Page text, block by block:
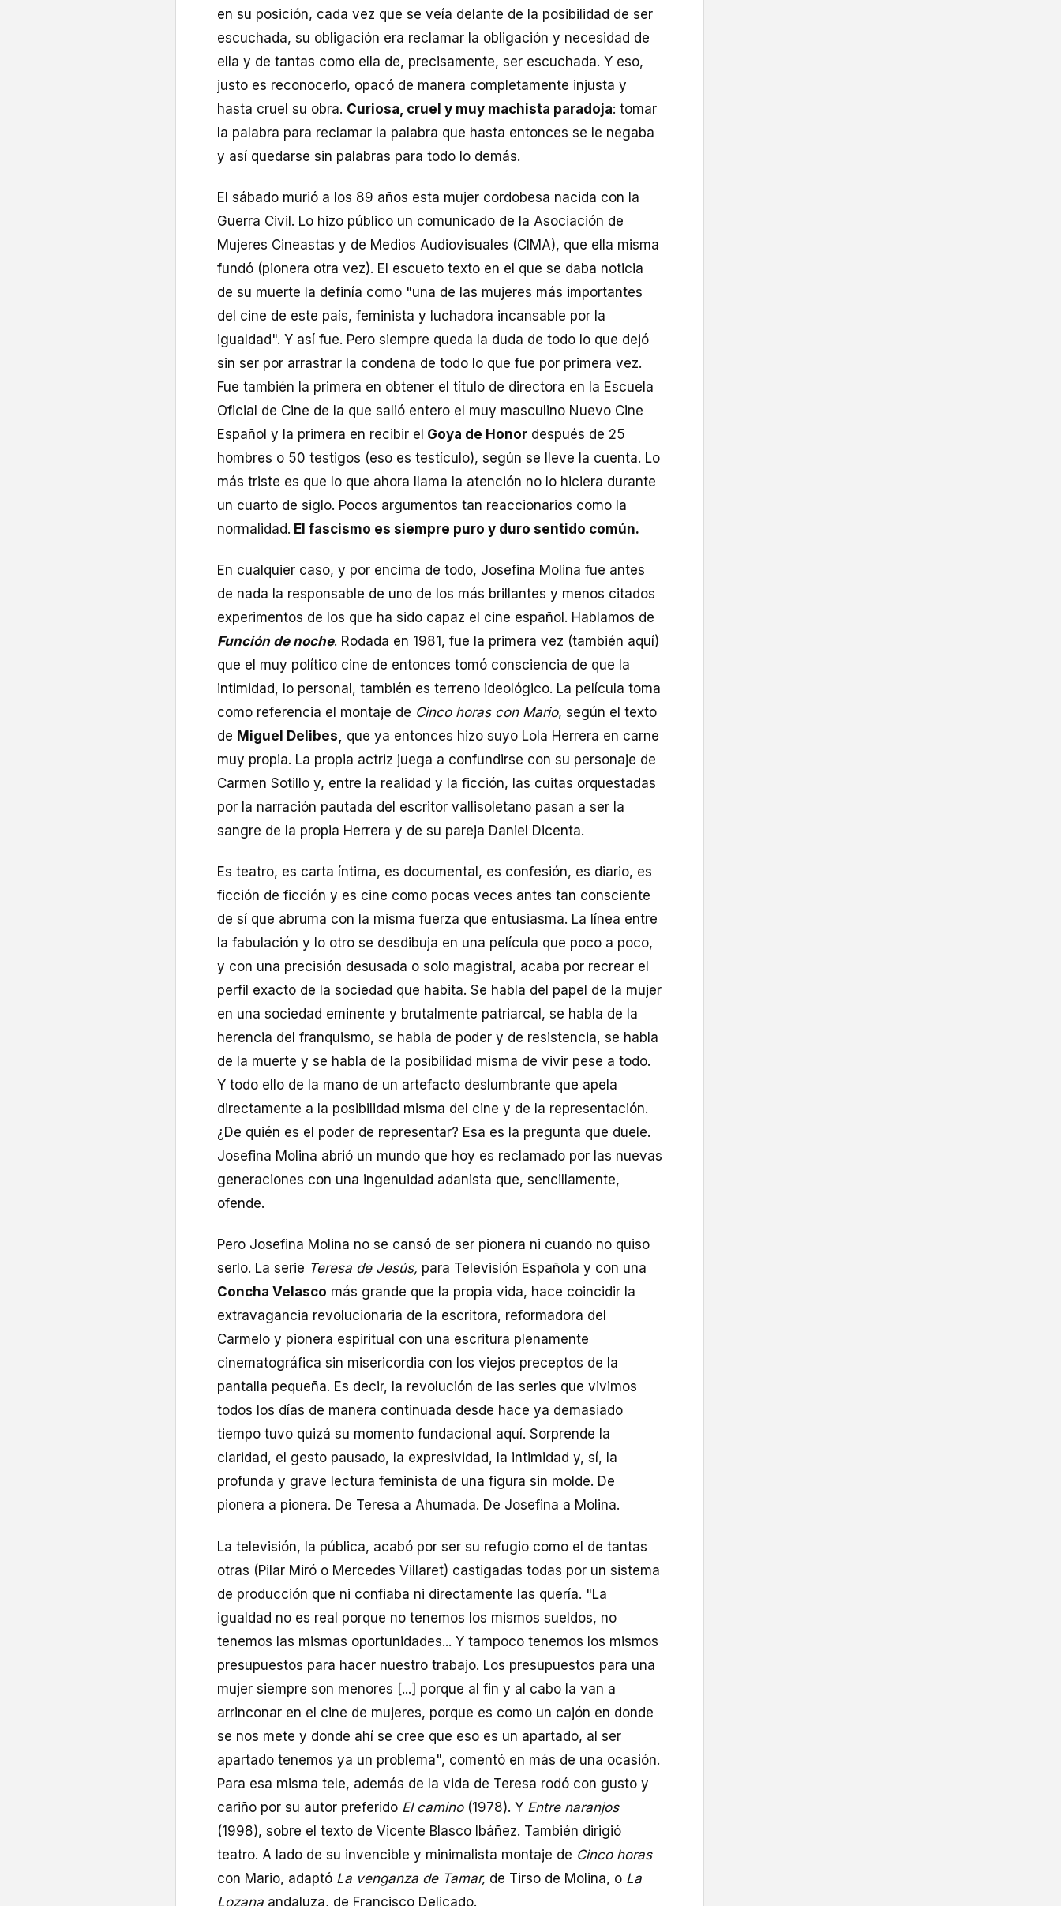
en su posición, cada vez que se veía delante de la posibilidad de ser
escuchada, su obligación era reclamar la obligación y necesidad de
ella y de tantas como ella de, precisamente, ser escuchada. Y eso,
justo es reconocerlo, opacó de manera completamente injusta y
hasta cruel su obra. Curiosa, cruel y muy machista paradoja: tomar
la palabra para reclamar la palabra que hasta entonces se le negaba
y así quedarse sin palabras para todo lo demás.
El sábado murió a los 89 años esta mujer cordobesa nacida con la
Guerra Civil. Lo hizo público un comunicado de la Asociación de
Mujeres Cineastas y de Medios Audiovisuales (CIMA), que ella misma
fundó (pionera otra vez). El escueto texto en el que se daba noticia
de su muerte la definía como "una de las mujeres más importantes
del cine de este país, feminista y luchadora incansable por la
igualdad". Y así fue. Pero siempre queda la duda de todo lo que dejó
sin ser por arrastrar la condena de todo lo que fue por primera vez.
Fue también la primera en obtener el título de directora en la Escuela
Oficial de Cine de la que salió entero el muy masculino Nuevo Cine
Español y la primera en recibir el Goya de Honor después de 25
hombres o 50 testigos (eso es testículo), según se lleve la cuenta. Lo
más triste es que lo que ahora llama la atención no lo hiciera durante
un cuarto de siglo. Pocos argumentos tan reaccionarios como la
normalidad. El fascismo es siempre puro y duro sentido común.
En cualquier caso, y por encima de todo, Josefina Molina fue antes
de nada la responsable de uno de los más brillantes y menos citados
experimentos de los que ha sido capaz el cine español. Hablamos de
Función de noche. Rodada en 1981, fue la primera vez (también aquí)
que el muy político cine de entonces tomó consciencia de que la
intimidad, lo personal, también es terreno ideológico. La película toma
como referencia el montaje de Cinco horas con Mario, según el texto
de Miguel Delibes, que ya entonces hizo suyo Lola Herrera en carne
muy propia. La propia actriz juega a confundirse con su personaje de
Carmen Sotillo y, entre la realidad y la ficción, las cuitas orquestadas
por la narración pautada del escritor vallisoletano pasan a ser la
sangre de la propia Herrera y de su pareja Daniel Dicenta.
Es teatro, es carta íntima, es documental, es confesión, es diario, es
ficción de ficción y es cine como pocas veces antes tan consciente
de sí que abruma con la misma fuerza que entusiasma. La línea entre
la fabulación y lo otro se desdibuja en una película que poco a poco,
y con una precisión desusada o solo magistral, acaba por recrear el
perfil exacto de la sociedad que habita. Se habla del papel de la mujer
en una sociedad eminente y brutalmente patriarcal, se habla de la
herencia del franquismo, se habla de poder y de resistencia, se habla
de la muerte y se habla de la posibilidad misma de vivir pese a todo.
Y todo ello de la mano de un artefacto deslumbrante que apela
directamente a la posibilidad misma del cine y de la representación.
¿De quién es el poder de representar? Esa es la pregunta que duele.
Josefina Molina abrió un mundo que hoy es reclamado por las nuevas
generaciones con una ingenuidad adanista que, sencillamente,
ofende.
Pero Josefina Molina no se cansó de ser pionera ni cuando no quiso
serlo. La serie Teresa de Jesús, para Televisión Española y con una
Concha Velasco más grande que la propia vida, hace coincidir la
extravagancia revolucionaria de la escritora, reformadora del
Carmelo y pionera espiritual con una escritura plenamente
cinematográfica sin misericordia con los viejos preceptos de la
pantalla pequeña. Es decir, la revolución de las series que vivimos
todos los días de manera continuada desde hace ya demasiado
tiempo tuvo quizá su momento fundacional aquí. Sorprende la
claridad, el gesto pausado, la expresividad, la intimidad y, sí, la
profunda y grave lectura feminista de una figura sin molde. De
pionera a pionera. De Teresa a Ahumada. De Josefina a Molina.
La televisión, la pública, acabó por ser su refugio como el de tantas
otras (Pilar Miró o Mercedes Villaret) castigadas todas por un sistema
de producción que ni confiaba ni directamente las quería. "La
igualdad no es real porque no tenemos los mismos sueldos, no
tenemos las mismas oportunidades... Y tampoco tenemos los mismos
presupuestos para hacer nuestro trabajo. Los presupuestos para una
mujer siempre son menores [...] porque al fin y al cabo la van a
arrinconar en el cine de mujeres, porque es como un cajón en donde
se nos mete y donde ahí se cree que eso es un apartado, al ser
apartado tenemos ya un problema", comentó en más de una ocasión.
Para esa misma tele, además de la vida de Teresa rodó con gusto y
cariño por su autor preferido El camino (1978). Y Entre naranjos
(1998), sobre el texto de Vicente Blasco Ibáñez. También dirigió
teatro. A lado de su invencible y minimalista montaje de Cinco horas
con Mario, adaptó La venganza de Tamar, de Tirso de Molina, o La
Lozana andaluza, de Francisco Delicado.